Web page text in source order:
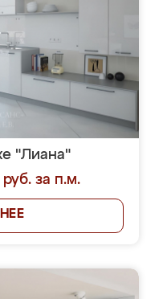
"Лиана"
за п.м.